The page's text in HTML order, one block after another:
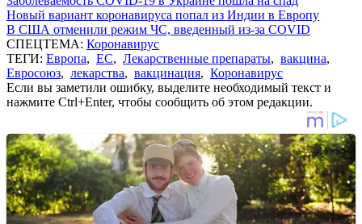
Новый вариант коронавируса попал из Индии в Европу
В США отменили режим ЧС, введенный из-за COVID
СПЕЦТЕМА: Коронавирус
ТЕГИ: Европа, ЕС, Лекарственные препараты, вакцина,
Евросоюз, лекарства, вакцинация, Коронавирус
Если вы заметили ошибку, выделите необходимый текст и
нажмите Ctrl+Enter, чтобы сообщить об этом редакции.